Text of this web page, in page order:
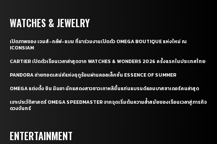
WATCHES & JEWELRY
เปิดภาพของ เจมส์-กลัฟ-แบม ที่มาร่วมงานเปิดตัว OMEGA BOUTIQUE แห่งใหม่ ณ
ICONSIAM
CARTIER เปิดตัวเรือนเวลาล่าสุดจาก WATCHES & WONDERS 2026 ครั้งแรกในประเทศไทย
PANDORA ถ่ายทอดเสน่ห์แห่งฤดูร้อนผ่านคอลเล็กชั่น ESSENCE OF SUMMER
OMEGA แต่งตั้ง ชิน มินอา นักแสดงสาวชาวเกาหลีขึ้นแท่นแบรนด์แอมบาสซาเดอร์คนล่าสุด
เจาะประวัติศาสตร์ OMEGA SPEEDMASTER จากจุดเริ่มต้นความล้ำสมัยของเรือนเวลาสู่ภารกิจ
ดวงจันทร์
ENTERTAINMENT